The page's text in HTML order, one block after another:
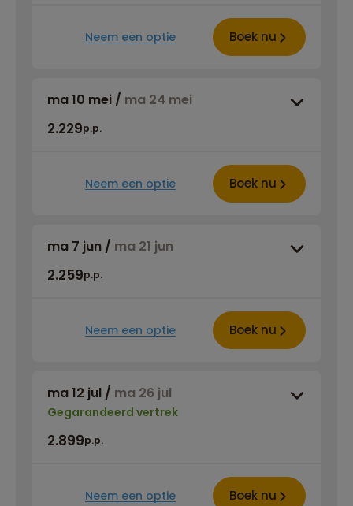
Neem een optie Boek nu
ma 10 mei / ma 24 mei
2.229p.p.
Neem een optie Boek nu
ma 7 jun / ma 21 jun
2.259p.p.
Neem een optie Boek nu
ma 12 jul / ma 26 jul
Gegarandeerd vertrek
2.899p.p.
Neem een optie Boek nu